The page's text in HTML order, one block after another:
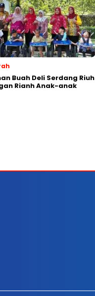
Buah Deli Serdang Riuh
Rianh Anak-anak